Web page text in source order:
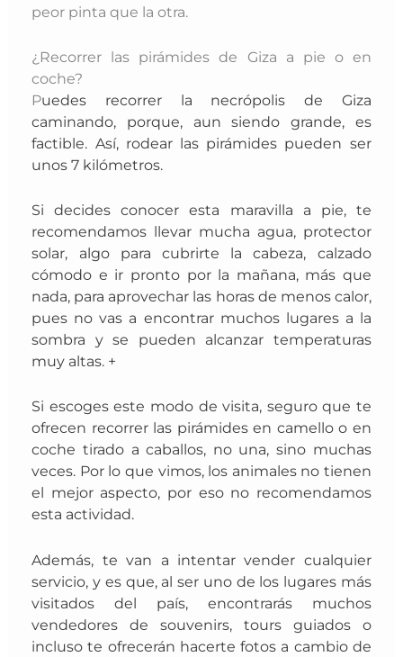
peor pinta que la otra.
¿Recorrer las pirámides de Giza a pie o en
coche?
Puedes recorrer la necrópolis de Giza
caminando, porque, aun siendo grande, es
factible. Así, rodear las pirámides pueden ser
unos 7 kilómetros.
Si decides conocer esta maravilla a pie, te
recomendamos llevar mucha agua, protector
solar, algo para cubrirte la cabeza, calzado
cómodo e ir pronto por la mañana, más que
nada, para aprovechar las horas de menos calor,
pues no vas a encontrar muchos lugares a la
sombra y se pueden alcanzar temperaturas
muy altas. +
Si escoges este modo de visita, seguro que te
ofrecen recorrer las pirámides en camello o en
coche tirado a caballos, no una, sino muchas
veces. Por lo que vimos, los animales no tienen
el mejor aspecto, por eso no recomendamos
esta actividad.
Además, te van a intentar vender cualquier
servicio, y es que, al ser uno de los lugares más
visitados del país, encontrarás muchos
vendedores de souvenirs, tours guiados o
incluso te ofrecerán hacerte fotos a cambio de